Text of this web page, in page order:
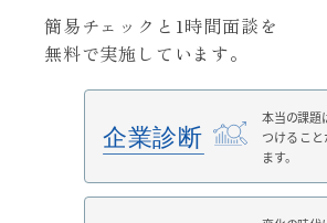
簡易チェックと1時間面談を
無料で実施しています。
本当の課題
つける こ
ます。